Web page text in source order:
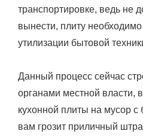
транспортировке, ведь не
вынести, плиту необходимо
утилизации бытовой
Данный процесс сейчас
органами местной власти,
кухонной плиты на мусор
вам грозит приличный